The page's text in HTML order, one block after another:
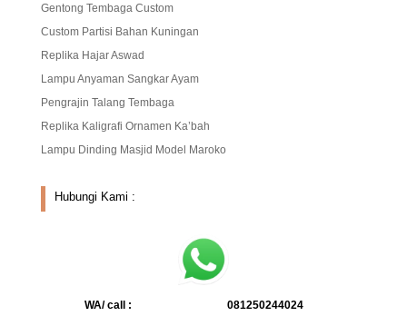
Gentong Tembaga Custom
Custom Partisi Bahan Kuningan
Replika Hajar Aswad
Lampu Anyaman Sangkar Ayam
Pengrajin Talang Tembaga
Replika Kaligrafi Ornamen Ka’bah
Lampu Dinding Masjid Model Maroko
Hubungi Kami :
WA/ call : 081250244024